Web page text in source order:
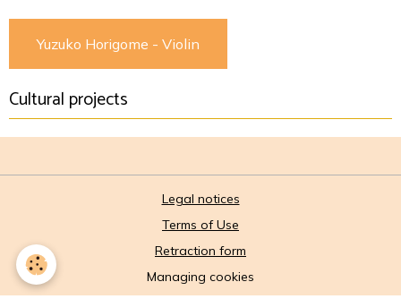
Yuzuko Horigome - Violin
Cultural projects
Legal notices
Terms of Use
Retraction form
Managing cookies